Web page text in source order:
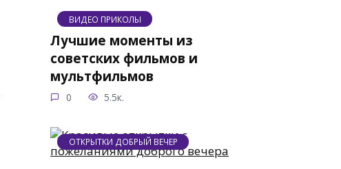
ВИДЕО ПРИКОЛЫ
Лучшие моменты из
советских фильмов и
мультфильмов
0 5.5к.
ОТКРЫТКИ ДОБРЫЙ ВЕЧЕР